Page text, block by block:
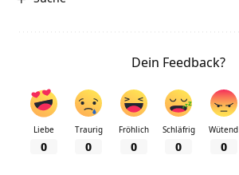
Dein Feedback?
Liebe
0
Traurig
0
Fröhlich
0
Schläfrig
0
Wütend
0